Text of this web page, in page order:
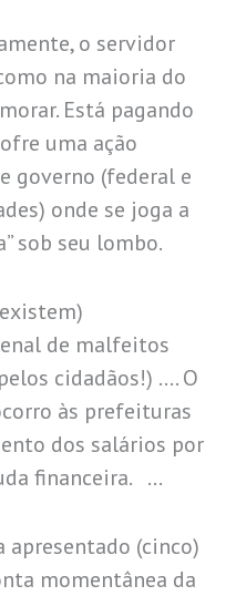
o servidor
na maioria do
Está pagando
uma ação
governo (federal e
onde se joga a
sob seu lombo.
de malfeitos
cidadãos!) …. O
às prefeituras
dos salários por
financeira. …
apresentado (cinco)
momentânea da